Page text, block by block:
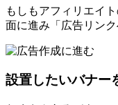
もしもアフィリエイ
面に進み「広告リンク
設置したいバナー